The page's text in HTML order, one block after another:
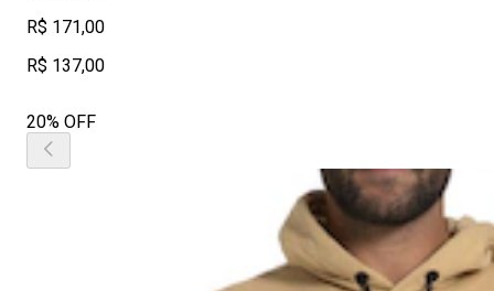
R$ 171,00
R$ 137,00
20% OFF